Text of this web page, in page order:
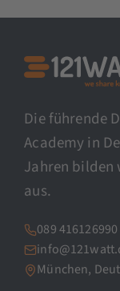
Die führende
Academy in
Jahren bilden
aus.
089 416126990
München,